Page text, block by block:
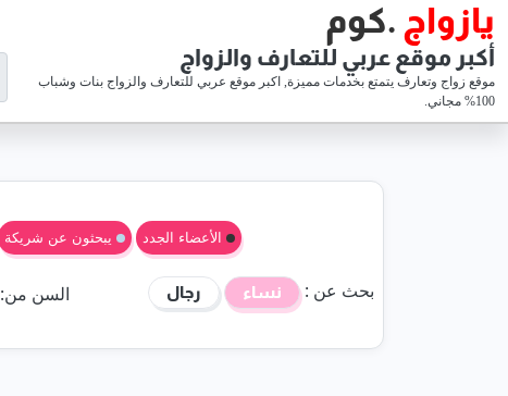
يازواج .كوم
أكبر موقع عربي للتعارف والزواج
موقع زواج وتعارف يتمتع بخدمات مميزة, اكبر موقع عربي للتعارف والزواج بنات وشباب
100% مجاني.
الأعضاء الجدد يبحثون عن شريكة
بحث عن : نساء رجال السن من: